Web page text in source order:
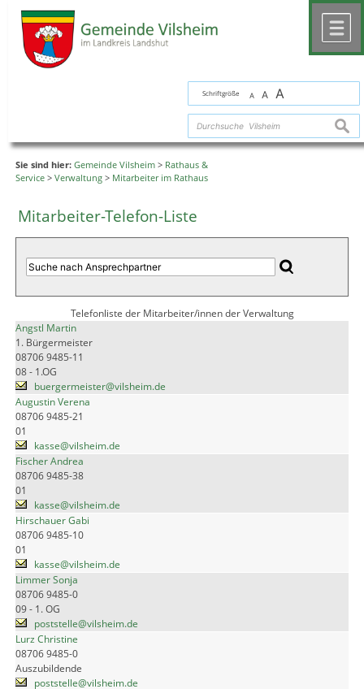
Schriftgröße A A A
Sie sind hier: Gemeinde Vilsheim > Rathaus &
Service > Verwaltung > Mitarbeiter im Rathaus
Mitarbeiter-Telefon-Liste
Telefonliste der Mitarbeiter/innen der Verwaltung
Angstl Martin
1. Bürgermeister
08706 9485-11
08 - 1.OG
buergermeister@vilsheim.de
Augustin Verena
08706 9485-21
01
kasse@vilsheim.de
Fischer Andrea
08706 9485-38
01
kasse@vilsheim.de
Hirschauer Gabi
08706 9485-10
01
kasse@vilsheim.de
Limmer Sonja
08706 9485-0
09 - 1. OG
poststelle@vilsheim.de
Lurz Christine
08706 9485-0
Auszubildende
poststelle@vilsheim.de